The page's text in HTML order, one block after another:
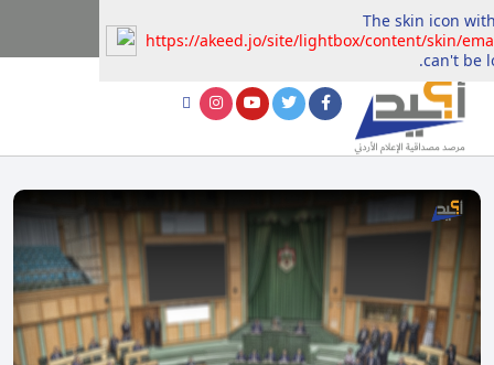
The skin icon
https://akeed.jo/site/lightbox/content/skin/
can't be